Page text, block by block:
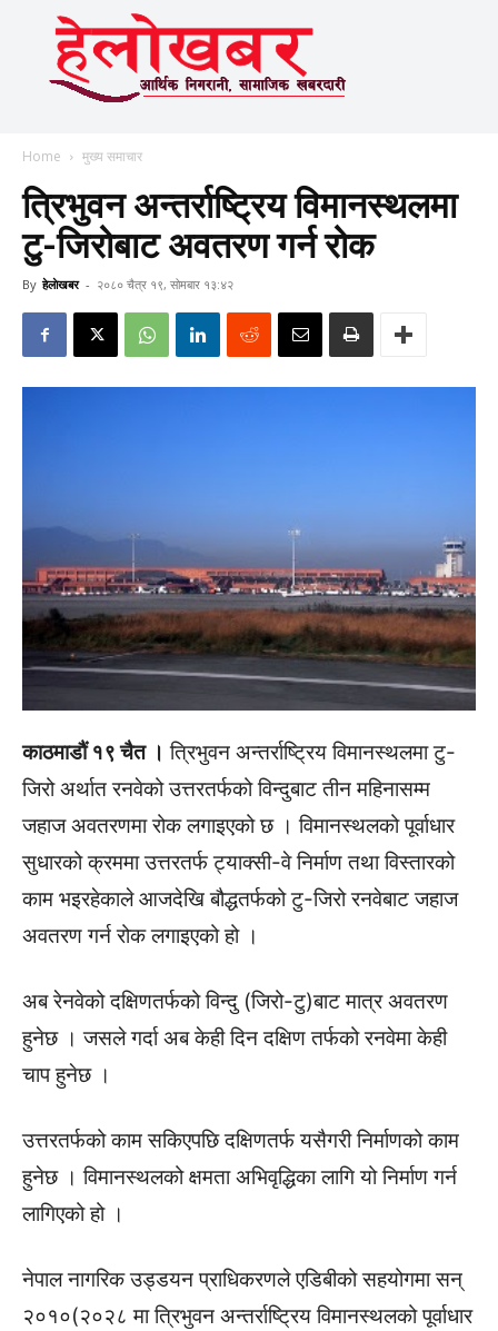
Home मुख्य समाचार
त्रिभुवन अन्तर्राष्ट्रिय विमानस्थलमा
टु-जिरोबाट अवतरण गर्न रोक
By हेलाेखबर - २०८० चैत्र १९, सोमबार १३:४२
काठमाडौं १९ चैत । त्रिभुवन अन्तर्राष्ट्रिय विमानस्थलमा टु-
जिरो अर्थात रनवेको उत्तरतर्फको विन्दुबाट तीन महिनासम्म
जहाज अवतरणमा रोक लगाइएको छ । विमानस्थलको पूर्वाधार
सुधारको क्रममा उत्तरतर्फ ट्याक्सी-वे निर्माण तथा विस्तारको
काम भइरहेकाले आजदेखि बौद्धतर्फको टु-जिरो रनवेबाट जहाज
अवतरण गर्न रोक लगाइएको हो ।
अब रेनवेको दक्षिणतर्फको विन्दु (जिरो-टु)बाट मात्र अवतरण
हुनेछ । जसले गर्दा अब केही दिन दक्षिण तर्फको रनवेमा केही
चाप हुनेछ ।
उत्तरतर्फको काम सकिएपछि दक्षिणतर्फ यसैगरी निर्माणको काम
हुनेछ । विमानस्थलको क्षमता अभिवृद्धिका लागि यो निर्माण गर्न
लागिएको हो ।
नेपाल नागरिक उड्डयन प्राधिकरणले एडिबीको सहयोगमा सन्
२०१०(२०२८ मा त्रिभुवन अन्तर्राष्ट्रिय विमानस्थलको पूर्वाधार